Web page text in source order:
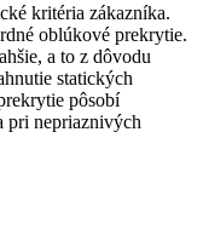
kritéria zákazníka.
oblúkové prekrytie.
a to z dôvodu
statických
pôsobí
pri nepriaznivých